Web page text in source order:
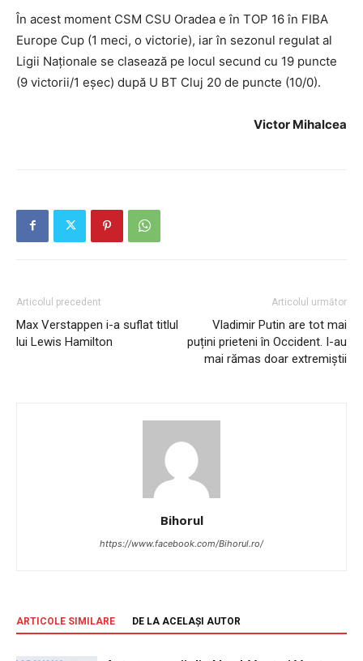
În acest moment CSM CSU Oradea e în TOP 16 în FIBA
Europe Cup (1 meci, o victorie), iar în sezonul regulat al
Ligii Naționale se clasează pe locul secund cu 19 puncte
(9 victorii/1 eșec) după U BT Cluj 20 de puncte (10/0).
Victor Mihalcea
Articolul precedent
Max Verstappen i-a suflat titlul
lui Lewis Hamilton
Articolul următor
Vladimir Putin are tot mai
puțini prieteni în Occident. I-au
mai rămas doar extremiștii
Bihorul
https://www.facebook.com/Bihorul.ro/
ARTICOLE SIMILARE DE LA ACELAȘI AUTOR